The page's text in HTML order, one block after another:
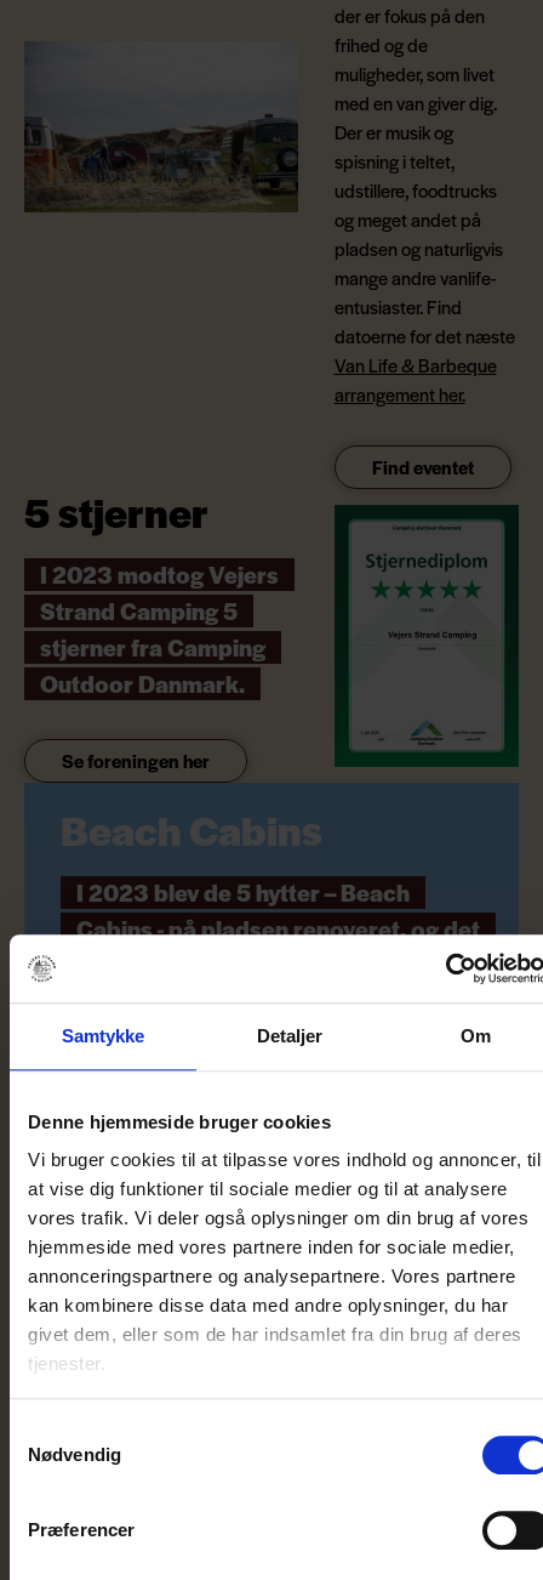
Samtykke Detaljer Om
Denne hjemmeside bruger cookies
Vi bruger cookies til at tilpasse vores indhold og annoncer, til
at vise dig funktioner til sociale medier og til at analysere
vores trafik. Vi deler også oplysninger om din brug af vores
hjemmeside med vores partnere inden for sociale medier,
annonceringspartnere og analysepartnere. Vores partnere
kan kombinere disse data med andre oplysninger, du har
givet dem, eller som de har indsamlet fra din brug af deres
tjenester.
Nødvendig
Præferencer
der er fokus på den
frihed og de
muligheder, som livet
med en van giver dig.
Der er musik og
spisning i teltet,
udstillere, foodtrucks
og meget andet på
pladsen og naturligvis
mange andre vanlife-
entusiaster. Find
datoerne for det næste
Van Life & Barbeque
arrangement her.
Find eventet
5 stjerner
I 2023 modtog Vejers
Strand Camping 5
stjerner fra Camping
Outdoor Danmark.
Se foreningen her
Beach Cabins
I 2023 blev de 5 hytter – Beach
Cabins - på pladsen renoveret, og det
Beach Cabins.
Se vores hytter